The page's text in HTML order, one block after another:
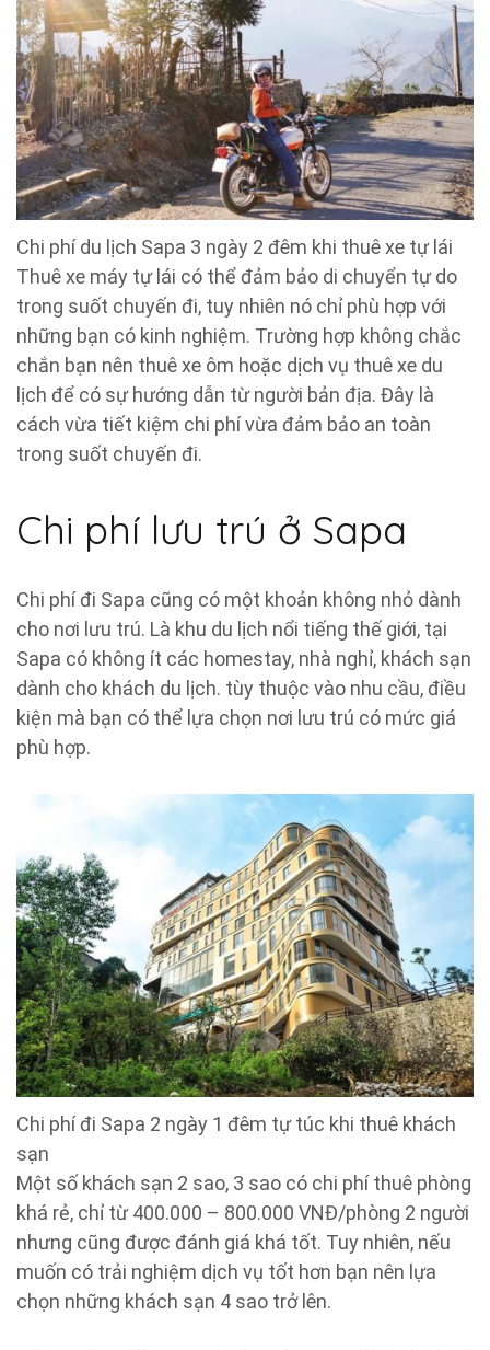
Chi phí du lịch Sapa 3 ngày 2 đêm khi thuê xe tự lái
Thuê xe máy tự lái có thể đảm bảo di chuyển tự do
trong suốt chuyến đi, tuy nhiên nó chỉ phù hợp với
những bạn có kinh nghiệm. Trường hợp không chắc
chắn bạn nên thuê xe ôm hoặc dịch vụ thuê xe du
lịch để có sự hướng dẫn từ người bản địa. Đây là
cách vừa tiết kiệm chi phí vừa đảm bảo an toàn
trong suốt chuyến đi.
Chi phí lưu trú ở Sapa
Chi phí đi Sapa cũng có một khoản không nhỏ dành
cho nơi lưu trú. Là khu du lịch nổi tiếng thế giới, tại
Sapa có không ít các homestay, nhà nghỉ, khách sạn
dành cho khách du lịch. tùy thuộc vào nhu cầu, điều
kiện mà bạn có thể lựa chọn nơi lưu trú có mức giá
phù hợp.
Chi phí đi Sapa 2 ngày 1 đêm tự túc khi thuê khách
sạn
Một số khách sạn 2 sao, 3 sao có chi phí thuê phòng
khá rẻ, chỉ từ 400.000 – 800.000 VNĐ/phòng 2 người
nhưng cũng được đánh giá khá tốt. Tuy nhiên, nếu
muốn có trải nghiệm dịch vụ tốt hơn bạn nên lựa
chọn những khách sạn 4 sao trở lên.